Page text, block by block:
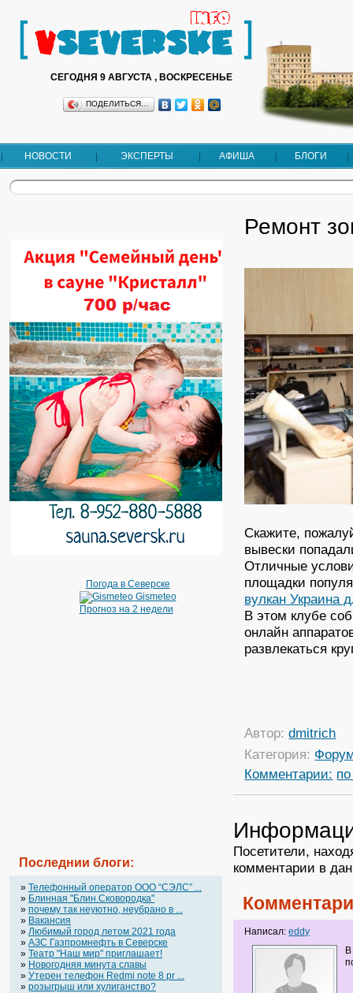
СЕГОДНЯ 9 АВГУСТА , ВОСКРЕСЕНЬЕ
ПОДЕЛИТЬСЯ…
НОВОСТИ ЭКСПЕРТЫ АФИША БЛОГИ
Погода в Северске
Gismeteo
Прогноз на 2 недели
Последнии блоги:
» Телефонный оператор OOO “СЭЛС” ...
» Блинная "Блин.Сковородка"
» почему так неуютно, неубрано в ...
» Вакансия
» Любимый город летом 2021 года
» АЗС Газпромнефть в Северске
» Театр "Наш мир" приглашает!
» Новогодняя минута славы
» Утерен телефон Redmi note 8 pr ...
» розыгрыш или хулиганство?
Ремонт
Скажите,
вывески
Отличные
площадки
вулкан Украина
В этом клубе
онлайн
развлекаться
Автор:dmitrich
Категория:
Комментарии:
Посетители,
комментарии в
Написал:eddy